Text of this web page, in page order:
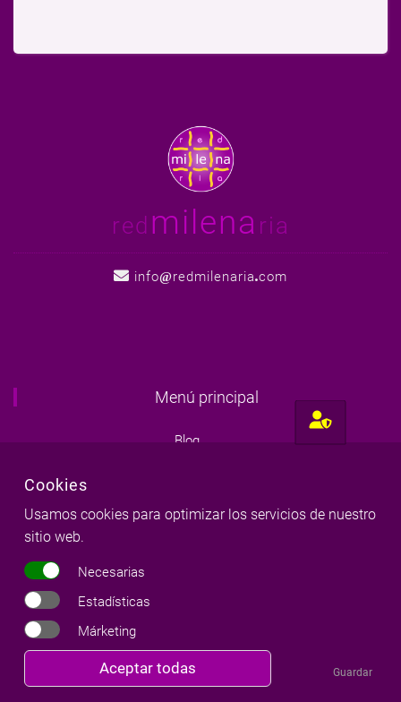
red milena ria
info redmilenaria com
Menú principal
Blog
Consultas
Últimos artículos
Cookies
Usamos cookies para optimizar los servicios de nuestro
sitio web.
Necesarias
Estadísticas
Márketing
Aceptar todas Guardar